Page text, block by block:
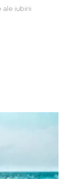
ale iubirii